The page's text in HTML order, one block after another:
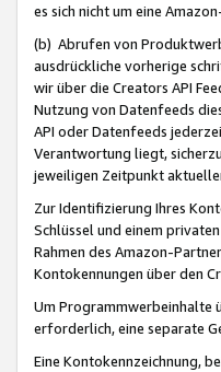
es sich nicht um eine
(b) Abrufen von
ausdrückliche vorherige
wir über die Creators API
Nutzung von Datenfeeds
API oder Datenfeeds
Verantwortung liegt,
jeweiligen Zeitpunkt
Zur Identifizierung Ihres
Schlüssel und einem
Rahmen des Amazon-
Kontokennungen über den
Um Programmwerbeinhalte
erforderlich, eine separate
Eine Kontokennzeichnung,